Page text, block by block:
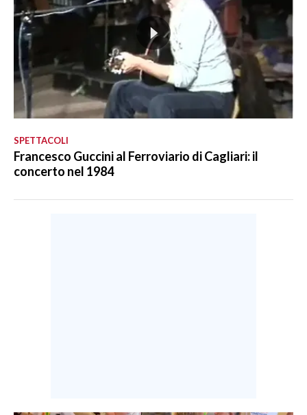
SPETTACOLI
Francesco Guccini al Ferroviario di Cagliari: il
concerto nel 1984